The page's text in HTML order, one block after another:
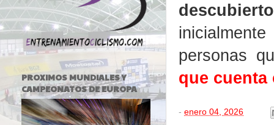
personas
que cuenta
- enero 04, 2026
PROXIMOS MUNDIALES Y
CAMPEONATOS DE EUROPA